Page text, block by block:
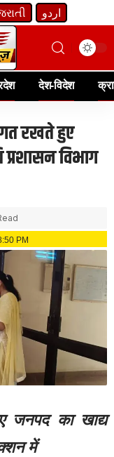
اردو
देश-विदेश
रखते हुए
विभाग
PM
जनपद का खाद्य
में